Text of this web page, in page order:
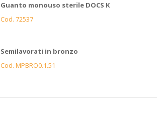
Guanto monouso sterile DOCS K
Cod. 72537
Semilavorati in bronzo
Cod. MPBRO0.1.51